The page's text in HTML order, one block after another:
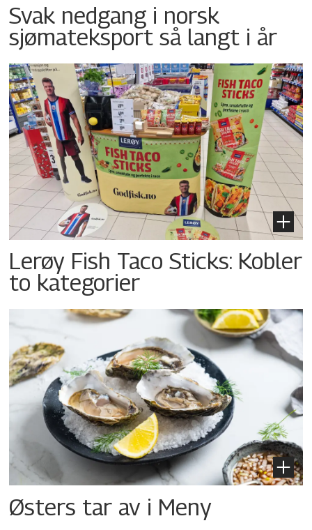
Svak nedgang i norsk
sjømateksport så langt i år
Lerøy Fish Taco Sticks: Kobler
to kategorier
Østers tar av i Meny